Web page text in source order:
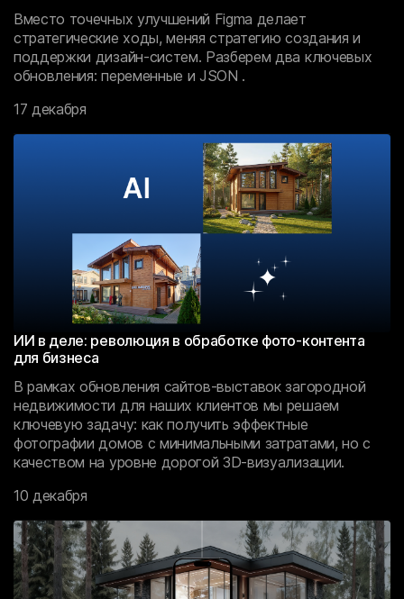
Вместо точечных улучшений Figma делает
стратегические ходы, меняя стратегию создания и
поддержки дизайн-систем. Разберем два ключевых
обновления: переменные и JSON .
17 декабря
ИИ в деле: революция в обработке фото-контента
для бизнеса
В рамках обновления сайтов-выставок загородной
недвижимости для наших клиентов мы решаем
ключевую задачу: как получить эффектные
фотографии домов с минимальными затратами, но с
качеством на уровне дорогой 3D-визуализации.
10 декабря